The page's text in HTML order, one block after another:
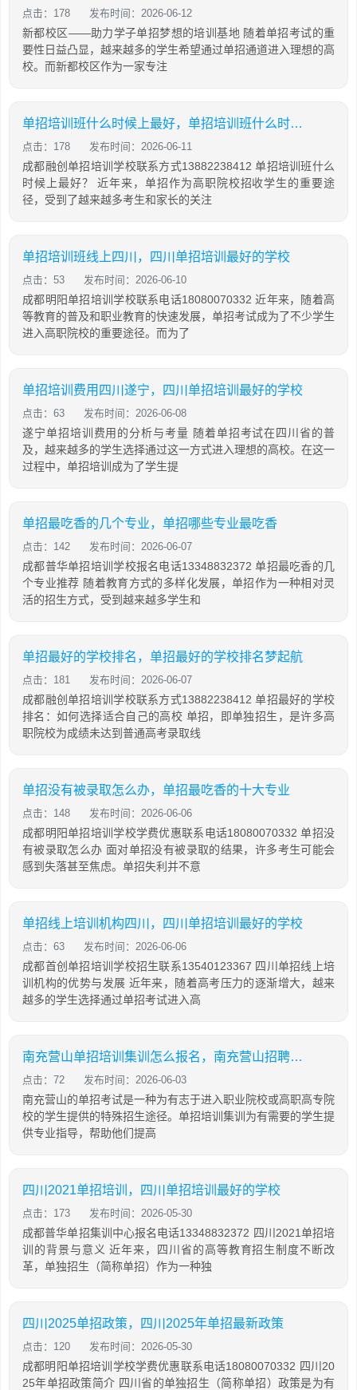
点击：178 发布时间：2026-06-12
新都校区——助力学子单招梦想的培训基地 随着单招考试的重
要性日益凸显，越来越多的学生希望通过单招通道进入理想的高
校。而新都校区作为一家专注
单招培训班什么时候上最好，单招培训班什么时候开始
点击：178 发布时间：2026-06-11
成都融创单招培训学校联系方式13882238412 单招培训班什么
时候上最好？ 近年来，单招作为高职院校招收学生的重要途
径，受到了越来越多考生和家长的关注
单招培训班线上四川，四川单招培训最好的学校
点击：53 发布时间：2026-06-10
成都明阳单招培训学校联系电话18080070332 近年来，随着高
等教育的普及和职业教育的快速发展，单招考试成为了不少学生
进入高职院校的重要途径。而为了
单招培训费用四川遂宁，四川单招培训最好的学校
点击：63 发布时间：2026-06-08
遂宁单招培训费用的分析与考量 随着单招考试在四川省的普
及，越来越多的学生选择通过这一方式进入理想的高校。在这一
过程中，单招培训成为了学生提
单招最吃香的几个专业，单招哪些专业最吃香
点击：142 发布时间：2026-06-07
成都普华单招培训学校报名电话13348832372 单招最吃香的几
个专业推荐 随着教育方式的多样化发展，单招作为一种相对灵
活的招生方式，受到越来越多学生和
单招最好的学校排名，单招最好的学校排名梦起航
点击：181 发布时间：2026-06-07
成都融创单招培训学校联系方式13882238412 单招最好的学校
排名：如何选择适合自己的高校 单招，即单独招生，是许多高
职院校为成绩未达到普通高考录取线
单招没有被录取怎么办，单招最吃香的十大专业
点击：148 发布时间：2026-06-06
成都明阳单招培训学校学费优惠联系电话18080070332 单招没
有被录取怎么办 面对单招没有被录取的结果，许多考生可能会
感到失落甚至焦虑。单招失利并不意
单招线上培训机构四川，四川单招培训最好的学校
点击：63 发布时间：2026-06-06
成都首创单招培训学校招生联系13540123367 四川单招线上培
训机构的优势与发展 近年来，随着高考压力的逐渐增大，越来
越多的学生选择通过单招考试进入高
南充营山单招培训集训怎么报名，南充营山招聘网最新招聘信息
点击：72 发布时间：2026-06-03
南充营山的单招考试是一种为有志于进入职业院校或高职高专院
校的学生提供的特殊招生途径。单招培训集训为有需要的学生提
供专业指导，帮助他们提高
四川2021单招培训，四川单招培训最好的学校
点击：173 发布时间：2026-05-30
成都普华单招集训中心报名电话13348832372 四川2021单招培
训的背景与意义 近年来，四川省的高等教育招生制度不断改
革，单独招生（简称单招）作为一种独
四川2025单招政策，四川2025年单招最新政策
点击：120 发布时间：2026-05-30
成都明阳单招培训学校学费优惠联系电话18080070332 四川20
25年单招政策简介 四川省的单独招生（简称单招）政策是为有